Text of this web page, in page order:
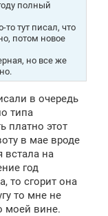
полный
то тут писал, что
потом новое
но все же
в очередь
типа
платно этот
в мае вроде
на
год
то сгорит она
то мне не
моей вине.